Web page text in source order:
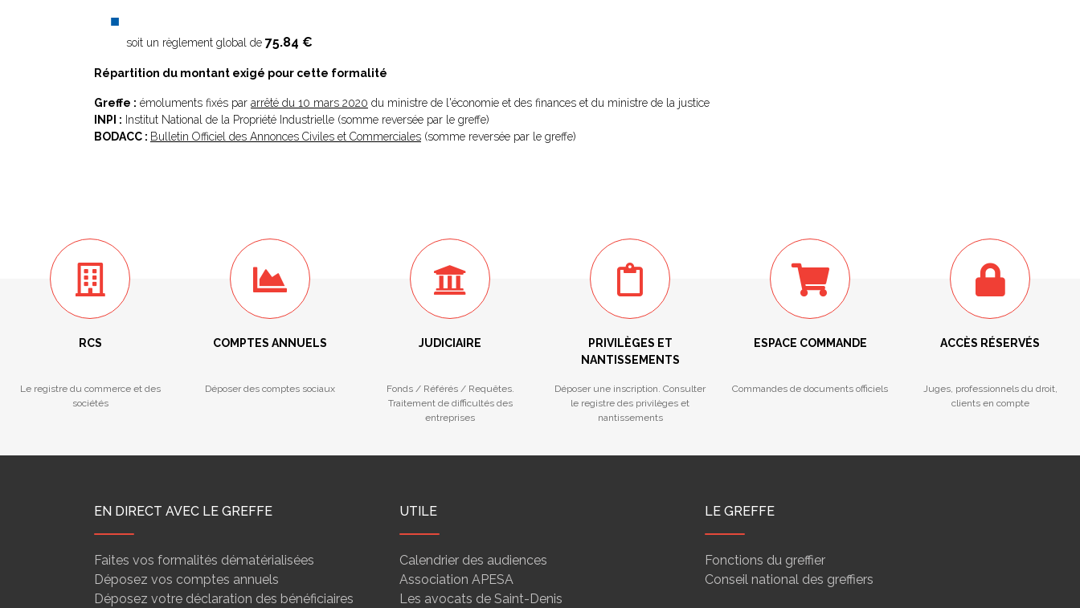
soit un règlement global de 75.84 €
Répartition du montant exigé pour cette formalité
Greffe : émoluments fixés par arrêté du 10 mars 2020 du ministre de l'économie et des finances et du ministre de la justice
INPI : Institut National de la Propriété Industrielle (somme reversée par le greffe)
BODACC : Bulletin Officiel des Annonces Civiles et Commerciales (somme reversée par le greffe)
RCS
Le registre du commerce et des
sociétés
COMPTES ANNUELS
Déposer des comptes sociaux
JUDICIAIRE
Fonds / Référés / Requêtes.
Traitement de difficultés des
entreprises
PRIVILÈGES ET
NANTISSEMENTS
Déposer une inscription. Consulter
le registre des privilèges et
nantissements
ESPACE COMMANDE
Commandes de documents officiels
ACCÈS RÉSERVÉS
Juges, professionnels du droit,
clients en compte
EN DIRECT AVEC LE GREFFE
Faites vos formalités dématérialisées
Déposez vos comptes annuels
Déposez votre déclaration des bénéficiaires
UTILE
Calendrier des audiences
Association APESA
Les avocats de Saint-Denis
LE GREFFE
Fonctions du greffier
Conseil national des greffiers